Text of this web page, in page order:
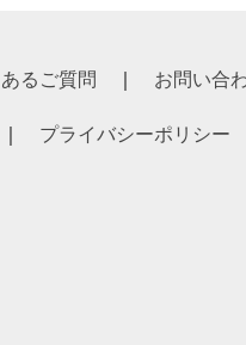
るご質問 お問い合
プライバシーポリシー